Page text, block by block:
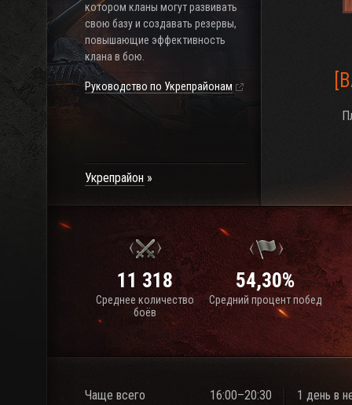
котором кланы могут развивать
свою базу и создавать резервы,
повышающие эффективность
клана в бою.
Руководство по Укрепрайонам
Укрепрайон
11 318
Среднее количество
боёв
54,30%
Средний процент побед
Чаще всего
16:00–20:30 1 день в